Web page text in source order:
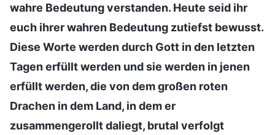
wahre Bedeutung verstanden. Heute seid ihr
euch ihrer wahren Bedeutung zutiefst bewusst.
Diese Worte werden durch Gott in den letzten
Tagen erfüllt werden und sie werden in jenen
erfüllt werden, die von dem großen roten
Drachen in dem Land, in dem er
zusammengerollt daliegt, brutal verfolgt